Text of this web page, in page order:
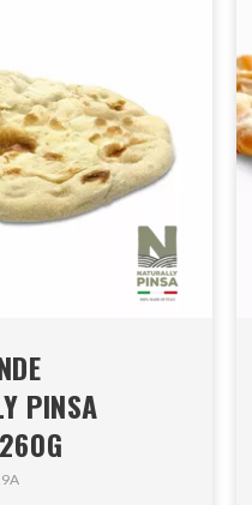
PINSA